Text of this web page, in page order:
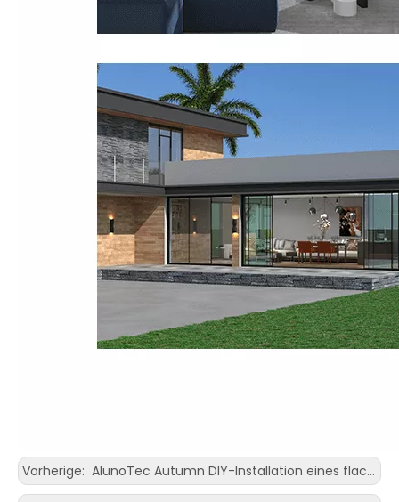
Vorherige: AlunoTec Autumn DIY-Installation eines flachen Vordachs in Holzfarbe, Balkon, motorisierte Pergola, Wintergarten für den Außenbereich